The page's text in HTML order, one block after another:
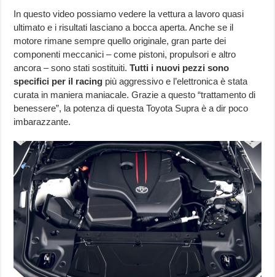
In questo video possiamo vedere la vettura a lavoro quasi
ultimato e i risultati lasciano a bocca aperta. Anche se il
motore rimane sempre quello originale, gran parte dei
componenti meccanici – come pistoni, propulsori e altro
ancora – sono stati sostituiti.Tutti i nuovi pezzi sono
specifici per il racing più aggressivo e l’elettronica è stata
curata in maniera maniacale. Grazie a questo “trattamento di
benessere”, la potenza di questa Toyota Supra è a dir poco
imbarazzante.